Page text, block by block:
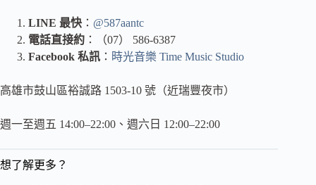
LINE 最快 ： @587aantc
電話直接約 ：（07） 586-6387
Facebook 私訊 ： 時光音樂 Time Music Studio
高雄市鼓山區裕誠路 1503-10 號（近瑞豐夜市）
週一至週五 14:00–22:00、週六日 12:00–22:00
想了解更多？